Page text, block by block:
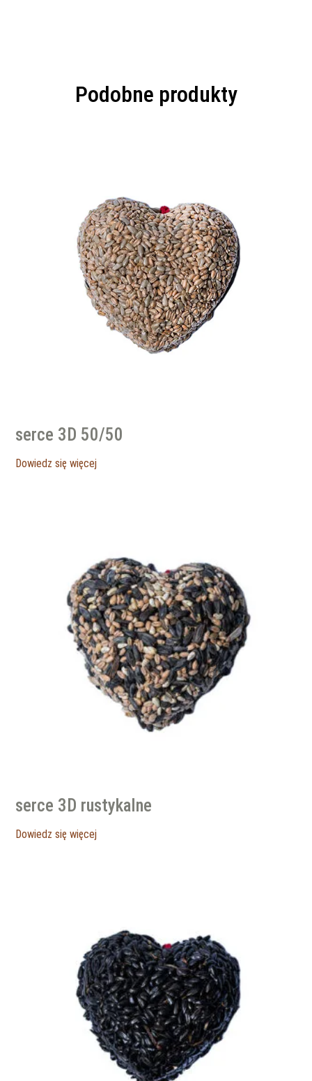
Podobne produkty
serce 3D 50/50
Dowiedz się więcej
serce 3D rustykalne
Dowiedz się więcej